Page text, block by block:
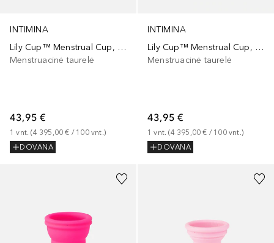
INTIMINA
Lily Cup™ Menstrual Cup, Size A
Menstruacinė taurelė
43,95 €
1 vnt. (4 395,00 € / 100 vnt.)
DOVANA
INTIMINA
Lily Cup™ Menstrual Cup, Size B
Menstruacinė taurelė
43,95 €
1 vnt. (4 395,00 € / 100 vnt.)
DOVANA